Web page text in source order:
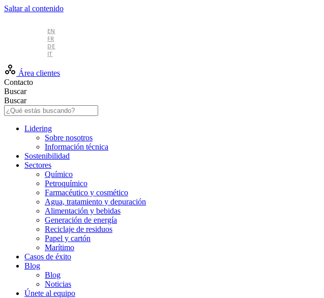
Saltar al contenido
EN
FR
DE
IT
Área clientes
Contacto
Buscar
Buscar
Lidering
Sobre nosotros
Información técnica
Sostenibilidad
Sectores
Químico
Petroquímico
Farmacéutico y cosmético
Agua, tratamiento y depuración
Alimentación y bebidas
Generación de energía
Reciclaje de residuos
Papel y cartón
Marítimo
Casos de éxito
Blog
Blog
Noticias
Únete al equipo